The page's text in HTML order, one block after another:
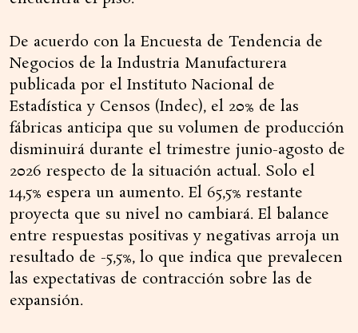
De acuerdo con la Encuesta de Tendencia de
Negocios de la Industria Manufacturera
publicada por el Instituto Nacional de
Estadística y Censos (Indec), el 20% de las
fábricas anticipa que su volumen de producción
disminuirá durante el trimestre junio-agosto de
2026 respecto de la situación actual. Solo el
14,5% espera un aumento. El 65,5% restante
proyecta que su nivel no cambiará. El balance
entre respuestas positivas y negativas arroja un
resultado de -5,5%, lo que indica que prevalecen
las expectativas de contracción sobre las de
expansión.